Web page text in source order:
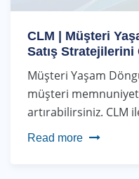
CLM | Müşteri
Satış Stratejilerini
Müşteri Yaşam
müşteri
artırabilirsiniz. CLM
Read more